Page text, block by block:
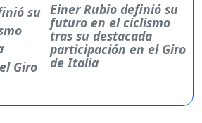
Einer Rubio definió su
futuro en el ciclismo
tras su destacada
participación en el Giro
de Italia